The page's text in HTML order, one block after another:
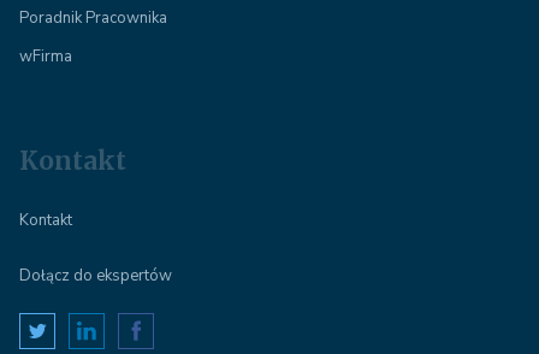
Poradnik Pracownika
wFirma
Kontakt
Kontakt
Dołącz do ekspertów